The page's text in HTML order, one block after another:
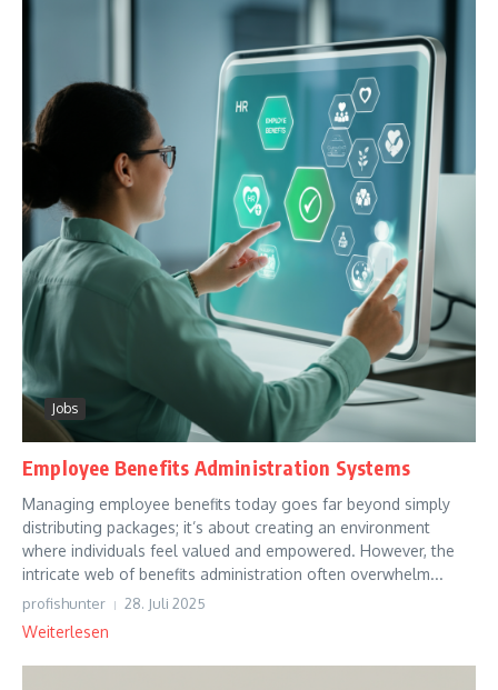
Jobs
Employee Benefits Administration Systems
Managing employee benefits today goes far beyond simply
distributing packages; it’s about creating an environment
where individuals feel valued and empowered. However, the
intricate web of benefits administration often overwhelm...
profishunter 28. Juli 2025
Weiterlesen